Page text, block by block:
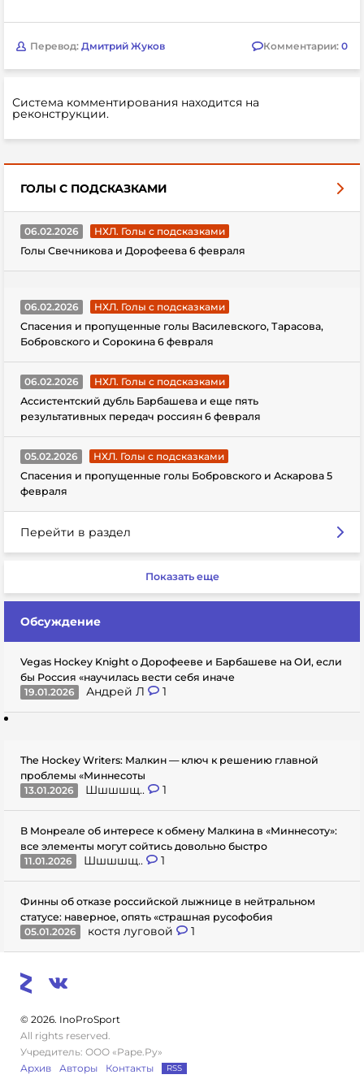
Перевод: Дмитрий Жуков Комментарии: 0
Система комментирования находится на
реконструкции.
ГОЛЫ С ПОДСКАЗКАМИ
06.02.2026
НХЛ. Голы с подсказками
Голы Свечникова и Дорофеева 6 февраля
06.02.2026
НХЛ. Голы с подсказками
Спасения и пропущенные голы Василевского, Тарасова,
Бобровского и Сорокина 6 февраля
06.02.2026
НХЛ. Голы с подсказками
Ассистентский дубль Барбашева и еще пять
результативных передач россиян 6 февраля
05.02.2026
НХЛ. Голы с подсказками
Спасения и пропущенные голы Бобровского и Аскарова 5
февраля
Перейти в раздел
Показать еще
Обсуждение
Vegas Hockey Knight о Дорофееве и Барбашеве на ОИ, если
бы Россия «научилась вести себя иначе
19.01.2026
Андрей Л 1
The Hockey Writers: Малкин — ключ к решению главной
проблемы «Миннесоты
13.01.2026
Шшшшщ.. 1
В Монреале об интересе к обмену Малкина в «Миннесоту»:
все элементы могут сойтись довольно быстро
11.01.2026
Шшшшщ.. 1
Финны об отказе российской лыжнице в нейтральном
статусе: наверное, опять «страшная русофобия
05.01.2026
костя луговой 1
© 2026. InoProSport
All rights reserved.
Учредитель: ООО «Раре.Ру»
Архив
Авторы Контакты RSS